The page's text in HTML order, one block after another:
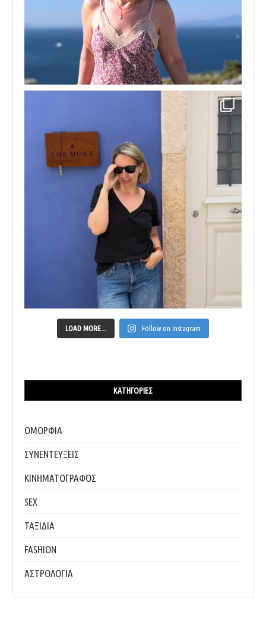
LOAD MORE... Follow on Instagram
ΚΑΤΗΓΟΡΊΕΣ
ΟΜΟΡΦΙΑ
ΣΥΝΕΝΤΕΥΞΕΙΣ
ΚΙΝΗΜΑΤΟΓΡΑΦΟΣ
SEX
ΤΑΞΙΔΙΑ
FASHION
ΑΣΤΡΟΛΟΓΙΑ